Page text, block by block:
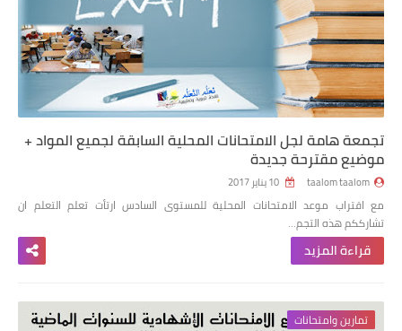
تجمعة هامة لجل الامتحانات المحلية السابقة لجميع المواد +
موضيع مقترحة جديدة
taalom taalom
مع اقتراب موعد الامتحانات المحلية للمستوى السادس ارتأت تعلم التعلم ان
تشارككم هذه التجم…
قراءة المزيد
تمارين وامتحانات